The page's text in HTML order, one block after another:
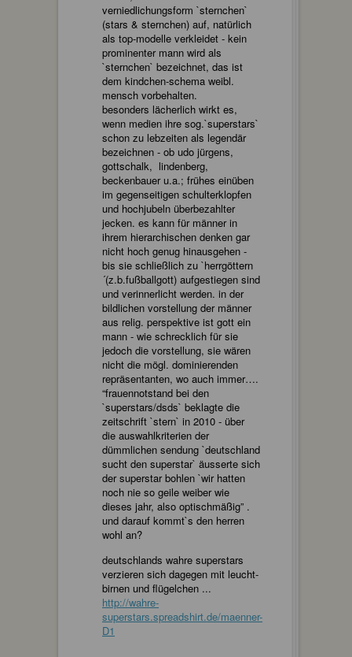
verniedlichungsform `sternchen`
(stars & sternchen) auf, natürlich
als top-modelle verkleidet - kein
prominenter mann wird als
`sternchen` bezeichnet, das ist
dem kindchen-schema weibl.
mensch vorbehalten.
besonders lächerlich wirkt es,
wenn medien ihre sog.`superstars`
schon zu lebzeiten als legendär
bezeichnen - ob udo jürgens,
gottschalk, lindenberg,
beckenbauer u.a.; frühes einüben
im gegenseitigen schulterklopfen
und hochjubeln überbezahlter
jecken. es kann für männer in
ihrem hierarchischen denken gar
nicht hoch genug hinausgehen -
bis sie schließlich zu `herrgöttern
´(z.b.fußballgott) aufgestiegen sind
und verinnerlicht werden. in der
bildlichen vorstellung der männer
aus relig. perspektive ist gott ein
mann - wie schrecklich für sie
jedoch die vorstellung, sie wären
nicht die mögl. dominierenden
repräsentanten, wo auch immer….
“frauennotstand bei den
`superstars/dsds` beklagte die
zeitschrift `stern` in 2010 - über
die auswahlkriterien der
dümmlichen sendung `deutschland
sucht den superstar` äusserte sich
der superstar bohlen `wir hatten
noch nie so geile weiber wie
dieses jahr, also optischmäßig” .
und darauf kommt`s den herren
wohl an?
deutschlands wahre superstars
verzieren sich dagegen mit leucht-
birnen und flügelchen ...
http://wahre-
superstars.spreadshirt.de/maenner-
D1